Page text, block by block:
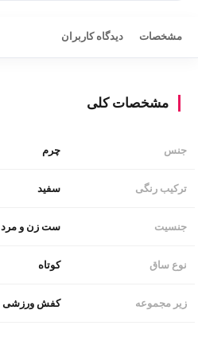
مشخصات دیدگاه کاربران
مشخصات کلی
جنس چرم
ترکیب رنگی سفید
جنسیت ست زن و مرد
نوع ساق کوتاه
زیر مجموعه کفش ورزشی